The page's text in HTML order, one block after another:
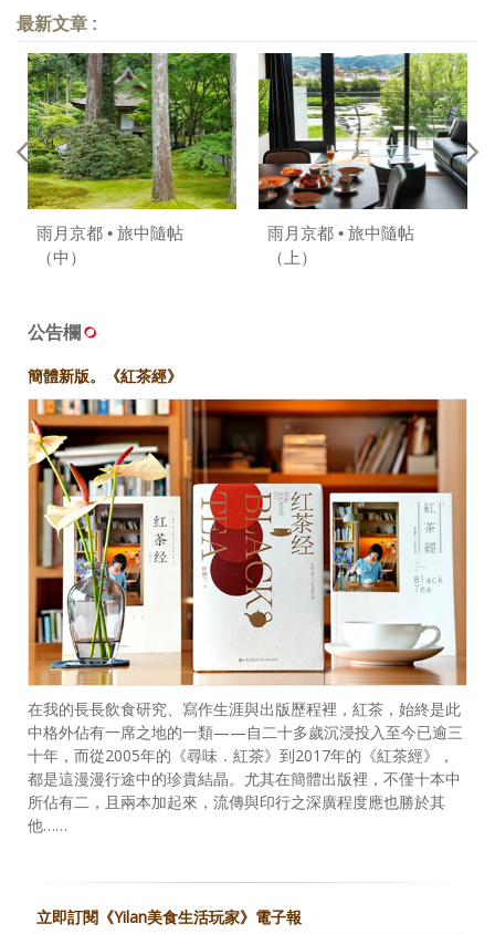
最新文章 :
雨月京都 • 旅中隨帖
（中）
雨月京都 • 旅中隨帖
（上）
公告欄
簡體新版。《紅茶經》
在我的長長飲食研究、寫作生涯與出版歷程裡，紅茶，始終是此
中格外佔有一席之地的一類——自二十多歲沉浸投入至今已逾三
十年，而從2005年的《尋味．紅茶》到2017年的《紅茶經》，
都是這漫漫行途中的珍貴結晶。尤其在簡體出版裡，不僅十本中
所佔有二，且兩本加起來，流傳與印行之深廣程度應也勝於其
他……
立即訂閱《Yilan美食生活玩家》電子報